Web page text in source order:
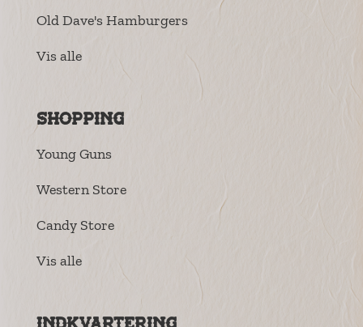
Old Dave's Hamburgers
Vis alle
Shopping
Young Guns
Western Store
Candy Store
Vis alle
Indkvartering